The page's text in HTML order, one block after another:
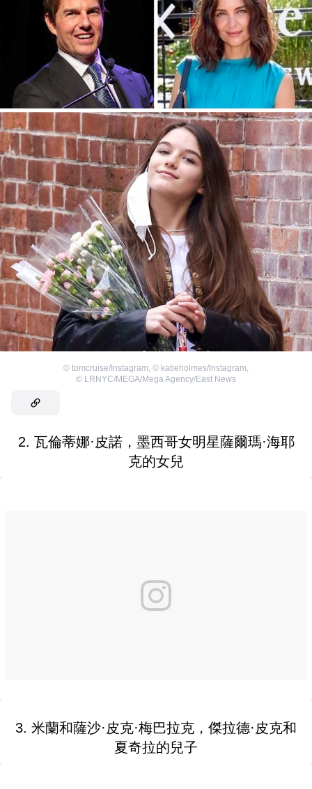
© tomcruise/Instagram, © katieholmes/Instagram,
© LRNYC/MEGA/Mega Agency/East News
2. 瓦倫蒂娜·皮諾，墨西哥女明星薩爾瑪·海耶
克的女兒
3. 米蘭和薩沙·皮克·梅巴拉克，傑拉德·皮克和
夏奇拉的兒子